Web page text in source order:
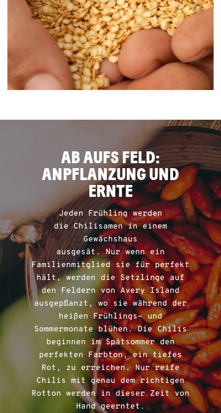
AB AUFS FELD:
ANPFLANZUNG UND
ERNTE
Jeden Frühling werden
die Chilisamen in einem
Gewächshaus
ausgesät. Nur wenn ein
Familienmitglied sie für perfekt
hält, werden die Setzlinge auf
den Feldern von Avery Island
ausgepflanzt, wo sie während der
heißen Frühlings- und
Sommermonate blühen. Die Chilis
beginnen im Spätsommer den
perfekten Farbton, ein tiefes
Rot, zu erreichen. Nur reife
Chilis mit genau dem richtigen
Rotton werden in dieser Zeit von
Hand geerntet.